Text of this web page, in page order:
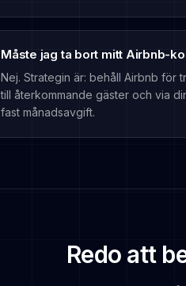
Måste jag ta bort mitt Airbnb-
Nej. Strategin är: behåll Airbnb för
till återkommande gäster och via
fast månadsavgift.
Redo att